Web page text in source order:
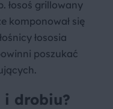
łosoś grillowany
komponował się
łososia
poszukać
drobiu?